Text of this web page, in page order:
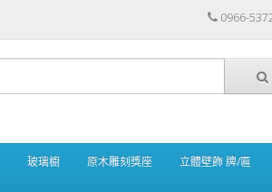
0966-
玻璃櫥 原木雕刻獎座 立體壁飾 牌/匾